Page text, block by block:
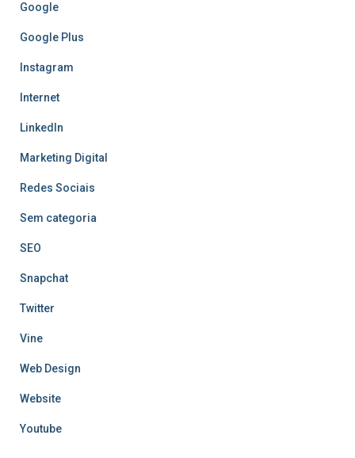
Google
Google Plus
Instagram
Internet
LinkedIn
Marketing Digital
Redes Sociais
Sem categoria
SEO
Snapchat
Twitter
Vine
Web Design
Website
Youtube